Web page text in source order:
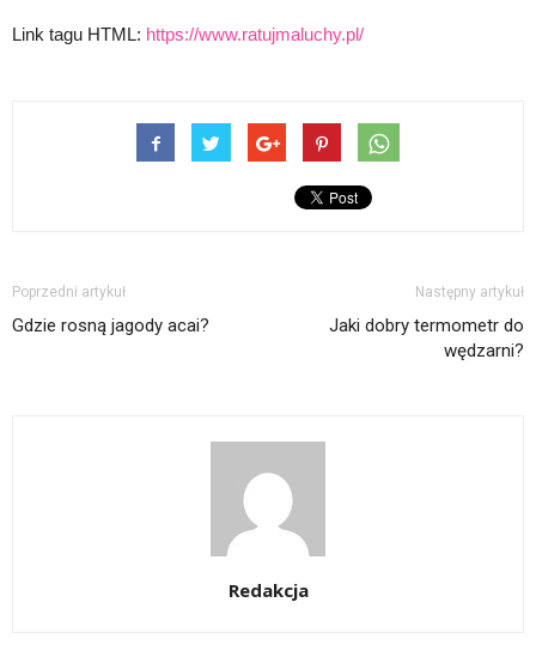
Link tagu HTML: https://www.ratujmaluchy.pl/
Poprzedni artykuł
Gdzie rosną jagody acai?
Następny artykuł
Jaki dobry termometr do
wędzarni?
Redakcja